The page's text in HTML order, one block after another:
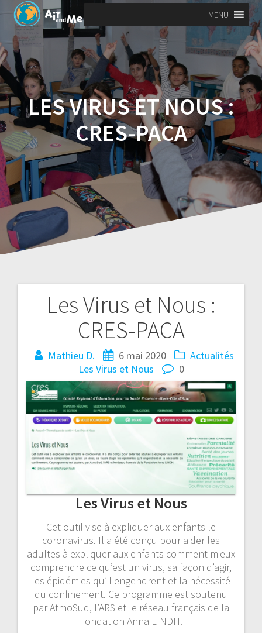
Skip
content
MENU
LES VIRUS ET NOUS :
CRES-PACA
Les Virus et Nous :
CRES-PACA
Mathieu D. 6 mai 2020
Actualités
Les Virus et Nous
0
Les Virus et Nous
Cet outil vise à expliquer aux enfants le
coronavirus. Il a été conçu pour aider les
adultes à expliquer aux enfants comment mieux
comprendre ce qu’est un virus, sa façon d’agir,
les épidémies qu’il engendrent et la nécessité
du confinement. Ce programme est soutenu
par AtmoSud, l’ARS et le réseau français de la
Fondation Anna LINDH.
Navigation
l’article